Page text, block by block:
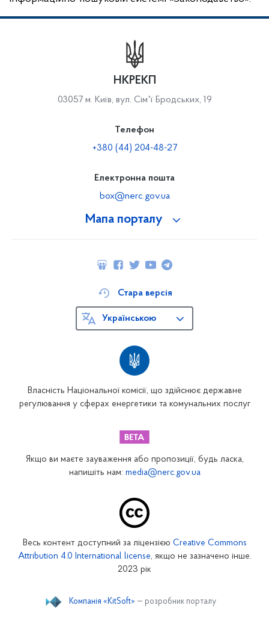
Мапа порталу
НКРЕКП
03057 м. Київ, вул. Сімʼї Бродських, 19
Телефон
+380 (44) 204-48-27
Електронна пошта
box@nerc.gov.ua
Власність Національної комісії, що здійснює державне
регулювання у сферах енергетики та комунальних послуг
Стара версія
Українською
Якщо ви маєте зауваження або пропозиції, будь ласка,
напишіть нам: media@nerc.gov.ua
Весь контент доступний за ліцензією Creative Commons
Attribution 4.0 International license, якщо не зазначено інше.
2023 рік
Компанія «KitSoft» — розробник порталу